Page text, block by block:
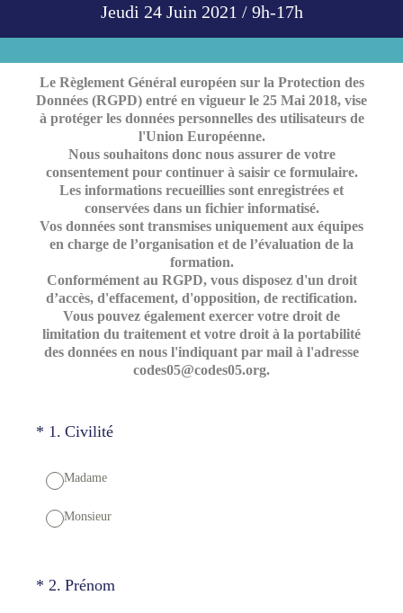
Jeudi 24 Juin 2021 / 9h-17h
Le Règlement Général européen sur la Protection des
Données (RGPD) entré en vigueur le 25 Mai 2018, vise
à protéger les données personnelles des utilisateurs de
l'Union Européenne.
Nous souhaitons donc nous assurer de votre
consentement pour continuer à saisir ce formulaire.
Les informations recueillies sont enregistrées et
conservées dans un fichier informatisé.
Vos données sont transmises uniquement aux équipes
en charge de l’organisation et de l’évaluation de la
formation.
Conformément au RGPD, vous disposez d'un droit
d’accès, d'effacement, d'opposition, de rectification.
Vous pouvez également exercer votre droit de
limitation du traitement et votre droit à la portabilité
des données en nous l'indiquant par mail à l'adresse
codes05@codes05.org.
* 1. Civilité
(Obligatoire)
Madame
Monsieur
* 2. Prénom
(Obligatoire)